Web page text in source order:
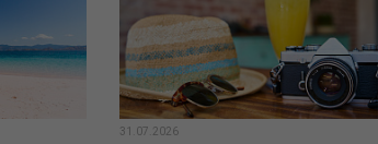
31.07.2026